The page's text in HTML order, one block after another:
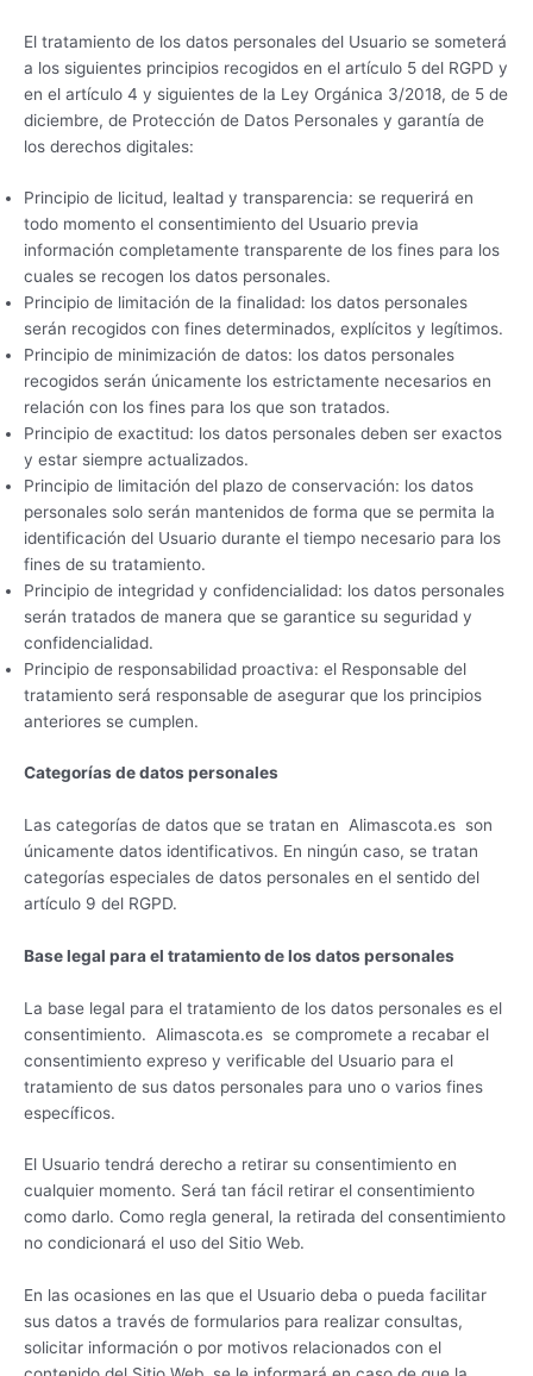
El tratamiento de los datos personales del Usuario se someterá
a los siguientes principios recogidos en el artículo 5 del RGPD y
en el artículo 4 y siguientes de la Ley Orgánica 3/2018, de 5 de
diciembre, de Protección de Datos Personales y garantía de
los derechos digitales:
Principio de licitud, lealtad y transparencia: se requerirá en
todo momento el consentimiento del Usuario previa
información completamente transparente de los fines para los
cuales se recogen los datos personales.
Principio de limitación de la finalidad: los datos personales
serán recogidos con fines determinados, explícitos y legítimos.
Principio de minimización de datos: los datos personales
recogidos serán únicamente los estrictamente necesarios en
relación con los fines para los que son tratados.
Principio de exactitud: los datos personales deben ser exactos
y estar siempre actualizados.
Principio de limitación del plazo de conservación: los datos
personales solo serán mantenidos de forma que se permita la
identificación del Usuario durante el tiempo necesario para los
fines de su tratamiento.
Principio de integridad y confidencialidad: los datos personales
serán tratados de manera que se garantice su seguridad y
confidencialidad.
Principio de responsabilidad proactiva: el Responsable del
tratamiento será responsable de asegurar que los principios
anteriores se cumplen.
Categorías de datos personales
Las categorías de datos que se tratan en Alimascota.es son
únicamente datos identificativos. En ningún caso, se tratan
categorías especiales de datos personales en el sentido del
artículo 9 del RGPD.
Base legal para el tratamiento de los datos personales
La base legal para el tratamiento de los datos personales es el
consentimiento. Alimascota.es se compromete a recabar el
consentimiento expreso y verificable del Usuario para el
tratamiento de sus datos personales para uno o varios fines
específicos.
El Usuario tendrá derecho a retirar su consentimiento en
cualquier momento. Será tan fácil retirar el consentimiento
como darlo. Como regla general, la retirada del consentimiento
no condicionará el uso del Sitio Web.
En las ocasiones en las que el Usuario deba o pueda facilitar
sus datos a través de formularios para realizar consultas,
solicitar información o por motivos relacionados con el